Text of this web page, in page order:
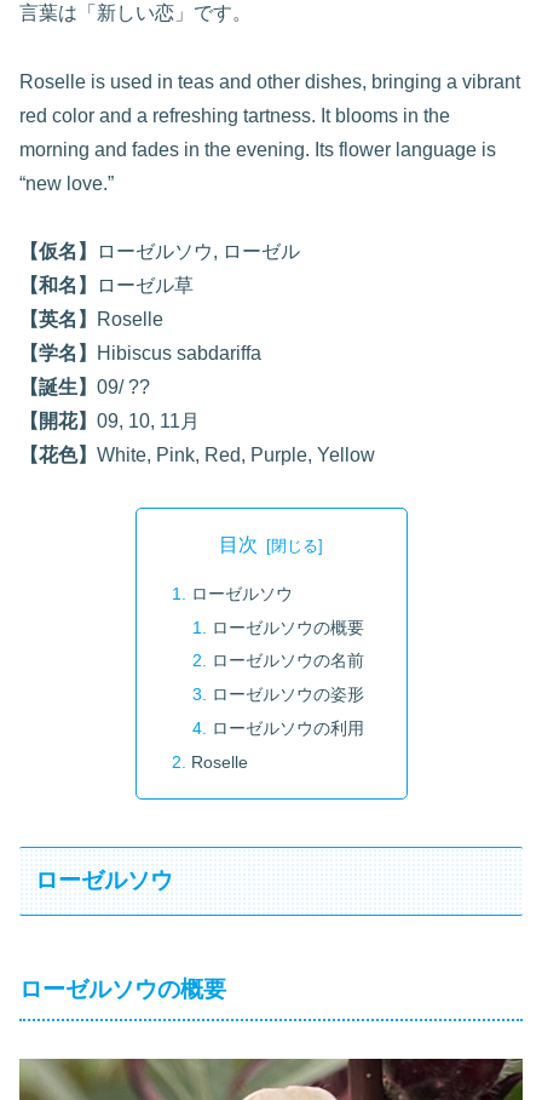
言葉は「新しい恋」です。
Roselle is used in teas and other dishes, bringing a vibrant
red color and a refreshing tartness. It blooms in the
morning and fades in the evening. Its flower language is
“new love.”
【仮名】
ローゼルソウ, ローゼル
【和名】
ローゼル草
【英名】
Roselle
【学名】
Hibiscus sabdariffa
【誕生】 09/ ??
【開花】 09, 10, 11月
【花色】 White, Pink, Red, Purple, Yellow
目次
ローゼルソウ
ローゼルソウの概要
ローゼルソウの名前
ローゼルソウの姿形
ローゼルソウの利用
Roselle
ローゼルソウ
ローゼルソウの概要